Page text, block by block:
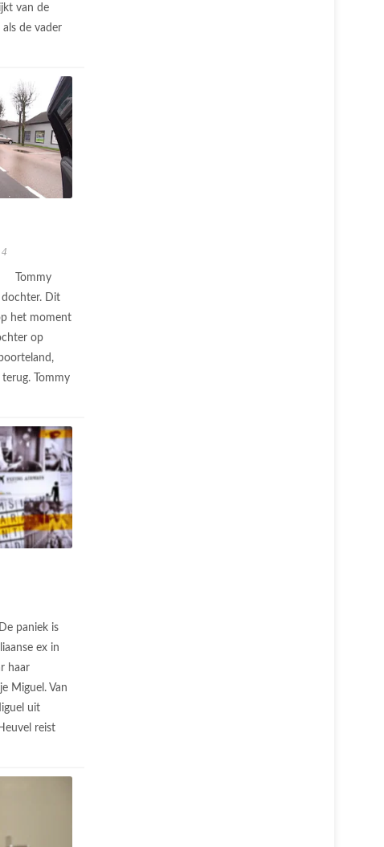
van de
de vader
Tommy
Dit
het moment
op
Tommy
De paniek is
ex in
haar
Miguel. Van
uit
reist